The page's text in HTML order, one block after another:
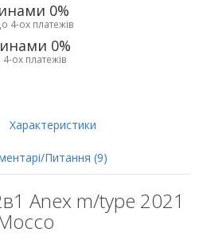
0%
4-ох платежів
0%
ох платежів
Характеристики
Питання (9)
Anex m/type 2021